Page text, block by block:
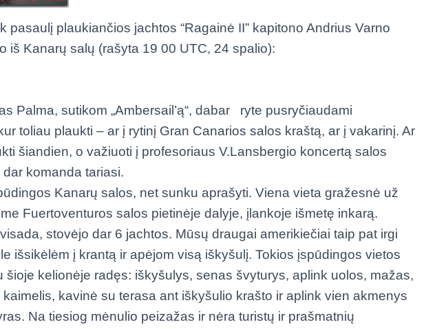
pasaulį plaukiančios jachtos “Ragainė II” kapitono Andrius Varno
iš Kanarų salų (rašyta 19 00 UTC, 24 spalio):
Palma, sutikom „Ambersail’ą“, dabar ryte pusryčiaudami
toliau plaukti – ar į rytinį Gran Canarios salos kraštą, ar į vakarinį. Ar
šiandien, o važiuoti į profesoriaus V.Lansbergio koncertą salos
komanda tariasi.
Kanarų salos, net sunku aprašyti. Viena vieta gražesnė už
Fuertoventuros salos pietinėje dalyje, įlankoje išmetę inkarą.
stovėjo dar 6 jachtos. Mūsų draugai amerikiečiai taip pat irgi
išsikėlėm į krantą ir apėjom visą iškyšulį. Tokios įspūdingos vietos
šioje kelionėje radęs: iškyšulys, senas švyturys, aplink uolos, mažas,
kaimelis, kavinė su terasa ant iškyšulio krašto ir aplink vien akmenys
Na tiesiog mėnulio peizažas ir nėra turistų ir prašmatnių